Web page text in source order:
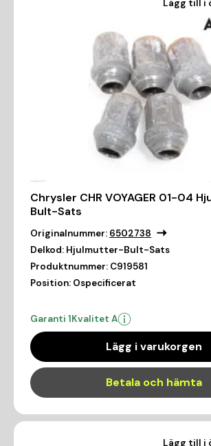
Lägg till i
Chrysler CHR VOYAGER 01-04
Bult-Sats
Originalnummer: 6502738
Delkod: Hjulmutter-Bult-Sats
Produktnummer: C919581
Position: Ospecificerat
Garanti 1Kvalitet A
Lägg i varukorgen
Betala och hämta
Lägg till i